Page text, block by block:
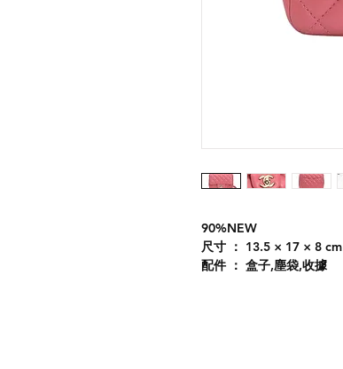
90%NEW
尺寸 ： 13.5 × 17 × 8 cm
配件 ： 盒子,塵袋,收據